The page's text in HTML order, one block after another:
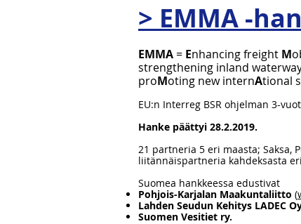
> EMMA -
EMMA = Enhancing freight M
strengthening inland
proMoting new internAtional
EU:n Interreg BSR ohjelman 3-
Hanke päättyi 28.2.2019.
21 partneria 5 eri maasta; Saksa,
liitännäispartneria kahdeksasta
Suomea hankkeessa edustivat
Pohjois-Karjalan Maakuntaliitto (
Lahden Seudun Kehitys LADEC
Suomen Vesitiet ry.